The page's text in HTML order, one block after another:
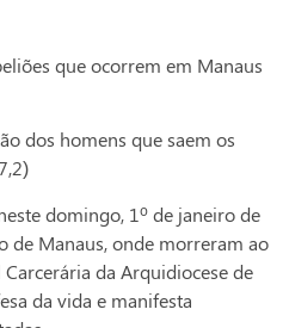
que ocorrem em Manaus
dos homens que saem os
domingo, 1º de janeiro de
de Manaus, onde morreram ao
da Arquidiocese de
da vida e manifesta